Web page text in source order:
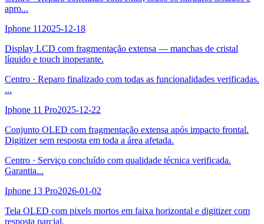
apro...
Iphone 112025-12-18
Display LCD com fragmentação extensa — manchas de cristal
líquido e touch inoperante.
Centro · Reparo finalizado com todas as funcionalidades verificadas.
...
Iphone 11 Pro2025-12-22
Conjunto OLED com fragmentação extensa após impacto frontal.
Digitizer sem resposta em toda a área afetada.
Centro · Serviço concluído com qualidade técnica verificada.
Garantia...
Iphone 13 Pro2026-01-02
Tela OLED com pixels mortos em faixa horizontal e digitizer com
resposta parcial.